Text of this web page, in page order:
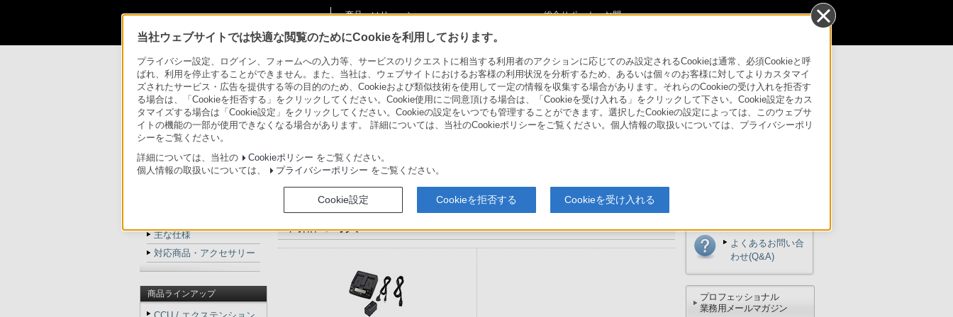
商品・ソリューショ
総合サポート・お問
法人のお客様 > カムコーダー／レコーダー／プレーヤー >カムコーダー用周辺機器・アクセサリー >ACC-L1BP > 商品の写真
法人のお客様
カムコーダー用周辺機器・アクセサリー
ACC-L1BP
主な仕様
対応商品・アクセサリー
商品ラインアップ
アクセサリーキット
ACC-L1BP
商品の写真
よくあるお問い合
わせ(Q&A)
プロフェッショナル
業務用メールマガジン
当社ウェブサイトでは快適な閲覧のためにCookieを利用しております。
プライバシー設定、ログイン、フォームへの入力等、サービスのリクエストに相当する利用者のアクションに応じてのみ設定されるCookieは通常、必須Cookieと呼
ばれ、利用を停止することができません。また、当社は、ウェブサイトにおけるお客様の利用状況を分析するため、あるいは個々のお客様に対してよりカスタマイ
ズされたサービス・広告を提供する等の目的のため、Cookieおよび類似技術を使用して一定の情報を収集する場合があります。それらのCookieの受け入れを拒否す
る場合は、「Cookieを拒否する」をクリックしてください。Cookie使用にご同意頂ける場合は、「Cookieを受け入れる」をクリックして下さい。Cookie設定をカス
タマイズする場合は「Cookie設定」をクリックしてください。Cookieの設定をいつでも管理することができます。選択したCookieの設定によっては、このウェブサ
イトの機能の一部が使用できなくなる場合があります。 詳細については、当社のCookieポリシーをご覧ください。個人情報の取扱いについては、プライバシーポリ
シーをご覧ください。
詳細については、当社の Cookieポリシー をご覧ください。
個人情報の取扱いについては、
プライバシーポリシー をご覧ください。
Cookie設定 Cookieを拒否する Cookieを受け入れる